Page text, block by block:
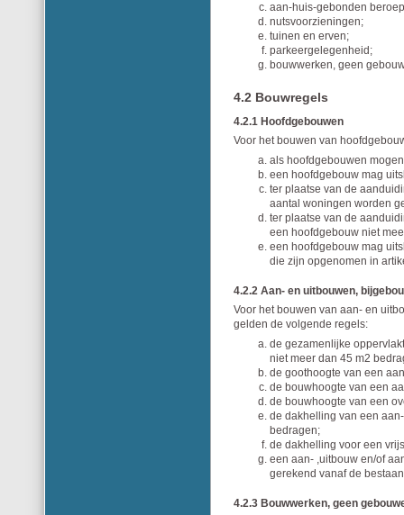
aan-huis-gebonden
nutsvoorzieningen;
tuinen en erven;
parkeergelegenheid;
bouwwerken, geen
4.2 Bouwregels
4.2.1 Hoofdgebouwen
Voor het bouwen van
als hoofdgebouwen
een hoofdgebouw mag
ter plaatse van de
aantal woningen worden
ter plaatse van de
een hoofdgebouw niet
een hoofdgebouw mag
die zijn opgenomen in
4.2.2 Aan- en uitbouwen,
Voor het bouwen van aan- en
gelden de volgende regels:
de gezamenlijke
niet meer dan 45 m2
de goothoogte van een
de bouwhoogte van een
de bouwhoogte van een
de dakhelling van een
bedragen;
de dakhelling voor een
een aan- ,uitbouw en/of
gerekend vanaf de
4.2.3 Bouwwerken, geen